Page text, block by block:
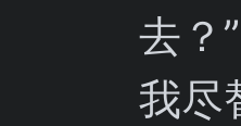
去？
我尽